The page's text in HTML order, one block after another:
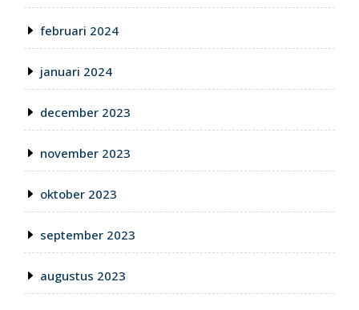
februari 2024
januari 2024
december 2023
november 2023
oktober 2023
september 2023
augustus 2023